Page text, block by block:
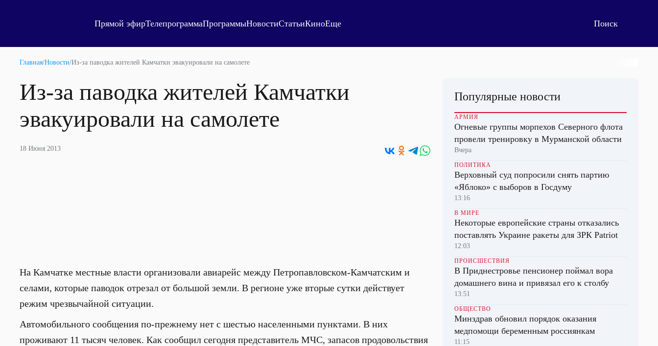
Прямой эфирТелепрограммаПрограммыНовостиСтатьиКиноЕще
Главная/Новости/Из-за паводка жителей Камчатки эвакуировали на самолете
Из-за паводка жителей Камчатки
эвакуировали на самолете
18 Июня 2013
На Камчатке местные власти организовали авиарейс между Петропавловском-Камчатским и
селами, которые паводок отрезал от большой земли. В регионе уже вторые сутки действует
режим чрезвычайной ситуации.
Автомобильного сообщения по-прежнему нет с шестью населенными пунктами. В них
проживают 11 тысяч человек. Как сообщил сегодня представитель МЧС, запасов продовольствия
Популярные новости
АРМИЯ
Огневые группы морпехов Северного флота
провели тренировку в Мурманской области
Вчера
ПОЛИТИКА
Верховный суд попросили снять партию
«Яблоко» с выборов в Госдуму
13:16
В МИРЕ
Некоторые европейские страны отказались
поставлять Украине ракеты для ЗРК Patriot
12:03
ПРОИСШЕСТВИЯ
В Приднестровье пенсионер поймал вора
домашнего вина и привязал его к столбу
13:51
ОБЩЕСТВО
Минздрав обновил порядок оказания
медпомощи беременным россиянкам
11:15